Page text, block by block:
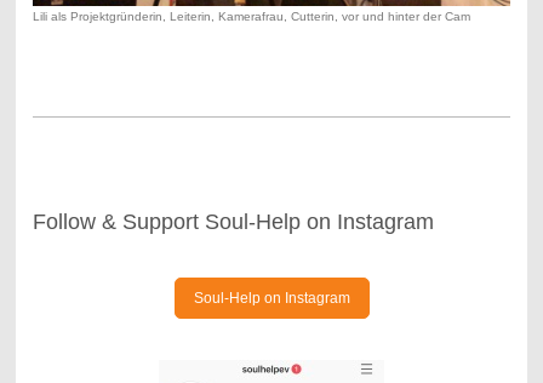
Lili als Projektgründerin, Leiterin, Kamerafrau, Cutterin, vor und hinter der Cam
Follow & Support Soul-Help on Instagram
Soul-Help on Instagram